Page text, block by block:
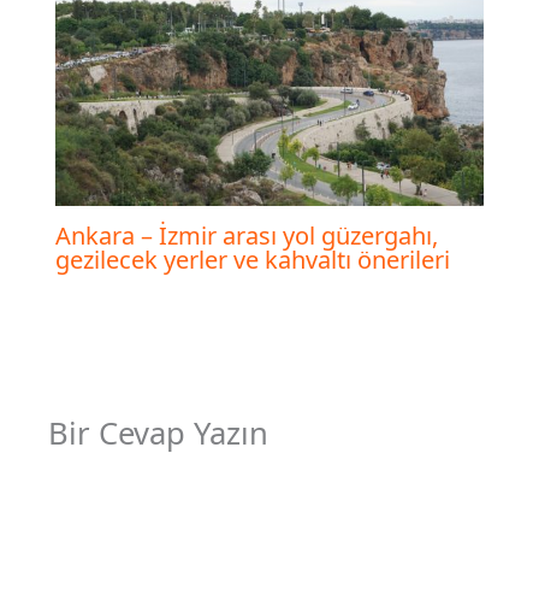
Ankara – İzmir arası yol güzergahı,
gezilecek yerler ve kahvaltı önerileri
Bir Cevap Yazın